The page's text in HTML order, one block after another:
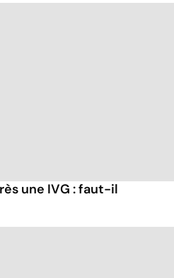
une IVG : faut-il